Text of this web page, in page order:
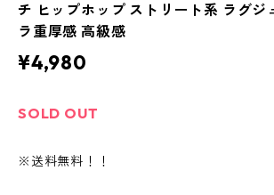
チ ヒップホップ ストリート系 ラグジ
ラ重厚感 高級感
¥4,980
SOLD OUT
※送料無料！！